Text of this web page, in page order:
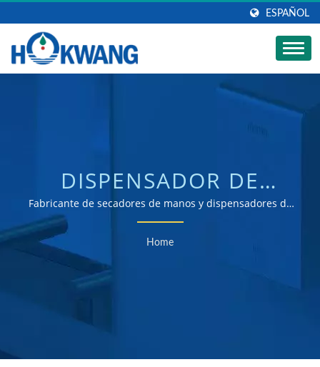
ESPAÑOL
DISPENSADOR DE
GELBUSCADO |
FABRICANTE
AUTOMÁTICO DE
DISPENSADORES DE
JABÓN COMERCIAL |
HOKWANG
Fabricante de secadores de manos y dispensadores de
jabón certificados ISO 9001 y 14001
Home